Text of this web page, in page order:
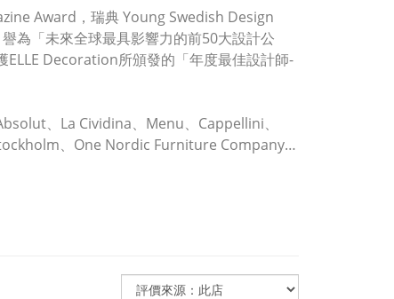
Award，瑞典 Young Swedish Design
為「未來全球最具影響力的前50大設計公
Decoration所頒發的「年度最佳設計師-
、La Cividina、Menu、Cappellini、
、One Nordic Furniture Company…